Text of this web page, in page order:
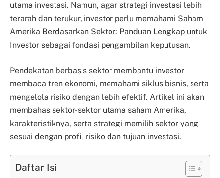
utama investasi. Namun, agar strategi investasi lebih
terarah dan terukur, investor perlu memahami Saham
Amerika Berdasarkan Sektor: Panduan Lengkap untuk
Investor sebagai fondasi pengambilan keputusan.
Pendekatan berbasis sektor membantu investor
membaca tren ekonomi, memahami siklus bisnis, serta
mengelola risiko dengan lebih efektif. Artikel ini akan
membahas sektor-sektor utama saham Amerika,
karakteristiknya, serta strategi memilih sektor yang
sesuai dengan profil risiko dan tujuan investasi.
Daftar Isi